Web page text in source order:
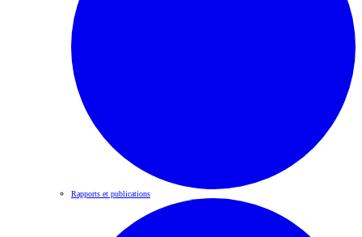
Rapports et publications